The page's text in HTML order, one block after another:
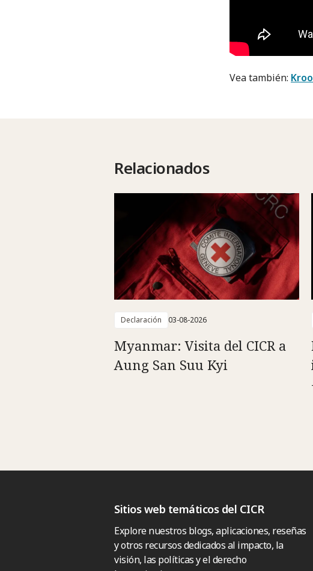
Vea también:
Relacionados
Declaración 03-08-2026
Myanmar: Visita del CICR a
Aung San Suu Kyi
Sitios web temáticos del CICR
Explore nuestros blogs, aplicaciones, reseñas
y otros recursos dedicados al impacto, la
visión, las políticas y el derecho